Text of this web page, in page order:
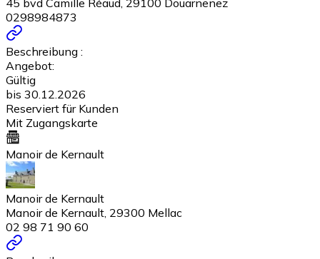
45 bvd Camille Réaud, 29100 Douarnenez
0298984873
Beschreibung :
Angebot:
Gültig
bis 30.12.2026
Reserviert für Kunden
Mit Zugangskarte
Manoir de Kernault
Manoir de Kernault
Manoir de Kernault, 29300 Mellac
02 98 71 90 60